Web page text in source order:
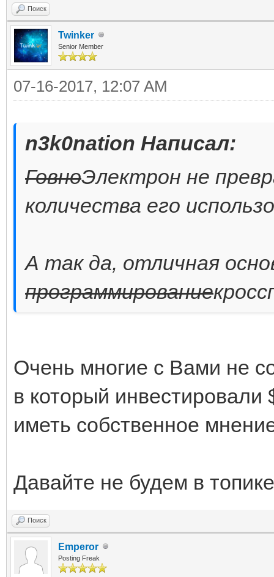
Поиск
Twinker
Senior Member
07-16-2017, 12:07 AM
n3k0nation Написал:
ГовноЭлектрон не
количества его
А так да, отличная
программирование
Очень многие с Вами не
в который
иметь собственное
Давайте не будем в
Поиск
Emperor
Posting Freak